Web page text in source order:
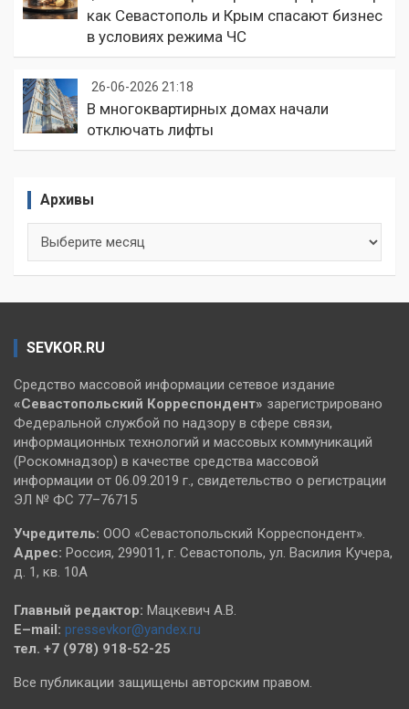
как Севастополь и Крым спасают бизнес
в условиях режима ЧС
26-06-2026 21:18
В многоквартирных домах начали
отключать лифты
Архивы
SEVKOR.RU
Средство массовой информации сетевое издание
«Севастопольский Корреспондент» зарегистрировано
Федеральной службой по надзору в сфере связи,
информационных технологий и массовых коммуникаций
(Роскомнадзор) в качестве средства массовой
информации от 06.09.2019 г., свидетельство о регистрации
ЭЛ № ФС 77–76715
Учредитель: ООО «Севастопольский Корреспондент».
Адрес: Россия, 299011, г. Севастополь, ул. Василия Кучера,
д. 1, кв. 10А
Главный редактор: Мацкевич А.В.
E–mail: pressevkor@yandex.ru
тел. +7 (978) 918-52-25
Все публикации защищены авторским правом.